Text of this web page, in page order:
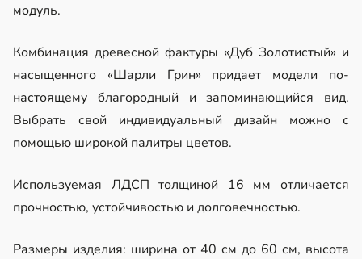
модуль.
Комбинация древесной фактуры «Дуб Золотистый» и
насыщенного «Шарли Грин» придает модели по-
настоящему благородный и запоминающийся вид.
Выбрать свой индивидуальный дизайн можно с
помощью широкой палитры цветов.
Используемая ЛДСП толщиной 16 мм отличается
прочностью, устойчивостью и долговечностью.
Размеры изделия: ширина от 40 см до 60 см, высота